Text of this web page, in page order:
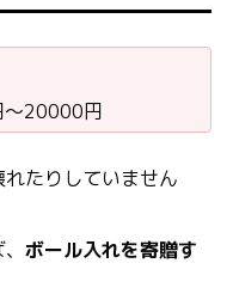
〜20000円
たりしていません
、ボール入れを寄贈す